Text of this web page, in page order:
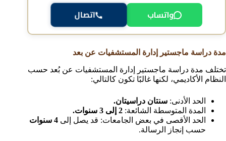
واتساب اتصال
مدة دراسة ماجستير إدارة المستشفيات عن بعد
تختلف مدة دراسة ماجستير إدارة المستشفيات عن بُعد حسب
النظام الأكاديمي، لكنها غالبًا تكون كالتالي:
الحد الأدنى: سنتان دراسيتان.
المدة المتوسطة الشائعة: 2 إلى 3 سنوات.
الحد الأقصى في بعض الجامعات: قد يصل إلى 4 سنوات
حسب إنجاز الرسالة.